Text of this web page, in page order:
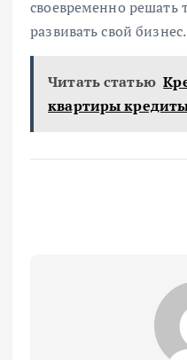
своевременно решать
развивать свой бизнес.
Читать статью
квартиры